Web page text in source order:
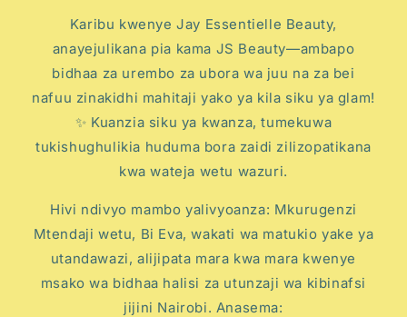
Karibu kwenye Jay Essentielle Beauty,
anayejulikana pia kama JS Beauty—ambapo
bidhaa za urembo za ubora wa juu na za bei
nafuu zinakidhi mahitaji yako ya kila siku ya glam!
✨ Kuanzia siku ya kwanza, tumekuwa
tukishughulikia huduma bora zaidi zilizopatikana
kwa wateja wetu wazuri.
Hivi ndivyo mambo yalivyoanza: Mkurugenzi
Mtendaji wetu, Bi Eva, wakati wa matukio yake ya
utandawazi, alijipata mara kwa mara kwenye
msako wa bidhaa halisi za utunzaji wa kibinafsi
jijini Nairobi. Anasema: